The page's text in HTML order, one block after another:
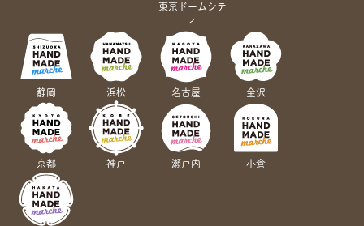
東京ドームシテ
ィ
静岡 浜松 名古屋 金沢
京都 神戸 瀬戸内 小倉